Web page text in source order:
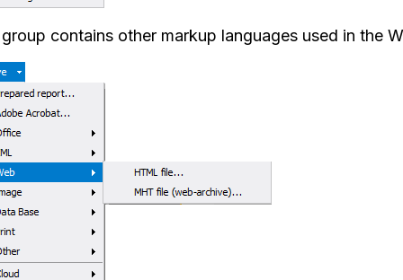
contains other markup languages used in the